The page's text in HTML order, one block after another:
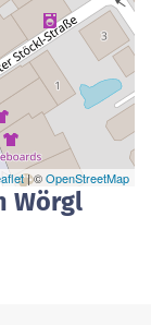
| ©OpenStreetMap
Wörgl